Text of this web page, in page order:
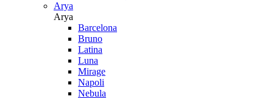
Arya
Arya
Barcelona
Bruno
Latina
Luna
Mirage
Napoli
Nebula